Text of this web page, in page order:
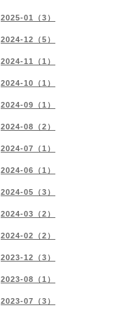
2025-01（3）
2024-12（5）
2024-11（1）
2024-10（1）
2024-09（1）
2024-08（2）
2024-07（1）
2024-06（1）
2024-05（3）
2024-03（2）
2024-02（2）
2023-12（3）
2023-08（1）
2023-07（3）